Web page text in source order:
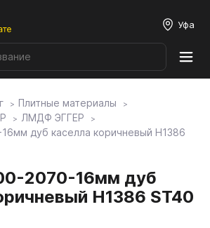
Уфа
Плитные материалы
ЛМДФ ЭГГЕР
дуб каселла коричневый H1386
2070-16мм дуб
H1386 ST40